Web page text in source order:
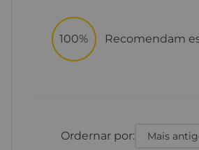
100% Recomendam
Ordernar por: Mais